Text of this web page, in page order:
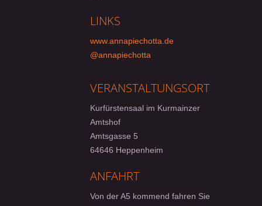
LINKS
www.annapiechotta.de
@annapiechotta
VERANSTALTUNGSORT
Kurfürstensaal im Kurmainzer
Amtshof
Amtsgasse 5
64646 Heppenheim
ANFAHRT
Von der A5 kommend fahren Sie